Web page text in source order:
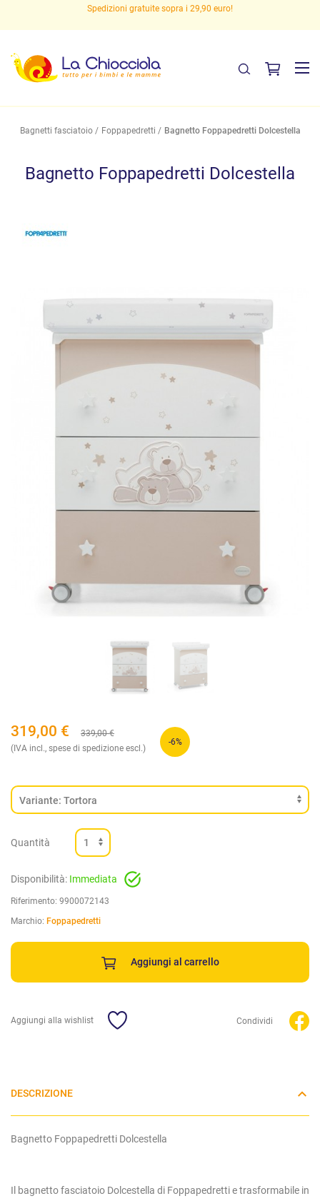
Spedizioni gratuite sopra i 29,90 euro!
Bagnetti fasciatoio Foppapedretti Bagnetto Foppapedretti Dolcestella
Bagnetto Foppapedretti Dolcestella
319,00 € 339,00€
(IVA incl., spese di spedizione escl.)
-6%
Quantità
Disponibilità: Immediata
Riferimento: 9900072143
Marchio: Foppapedretti
Aggiungi al carrello
Aggiungi alla wishlist Condividi
DESCRIZIONE
Bagnetto Foppapedretti Dolcestella
Il bagnetto fasciatoio Dolcestella di Foppapedretti e trasformabile in